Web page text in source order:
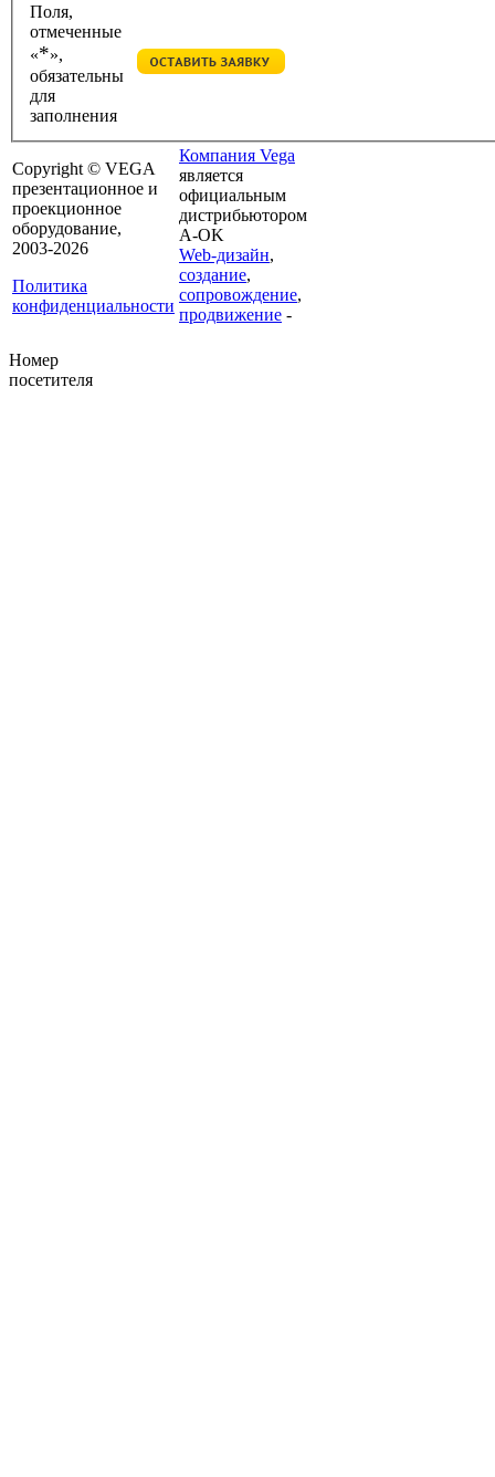
Поля,
отмеченные
«*»,
обязательны
для
заполнения
Copyright © VEGA
презентационное и
проекционное
оборудование,
2003-2026
Политика
конфиденциальности
Компания Vega
является
официальным
дистрибьютором
A-OK
Web-дизайн,
создание,
сопровождение,
продвижение -
Номер
посетителя